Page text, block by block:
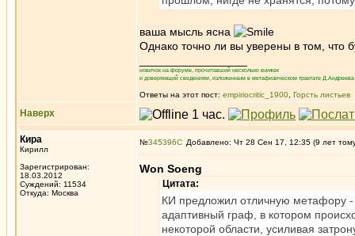
ваша мысль ясна
Однако точно ли вы уверены в том, что
новичок на форуме, прочитавший несколько книжек
и доверяющий сведениям, изложенным в метафизическом трактате
Ответы на этот пост: empiriocritic_1900 Горсть листьев
Наверх
Кира
Кирилл
Зарегистрирован:
18.03.2012
Суждений: 11534
Откуда: Москва
№345396 Добавлено: Чт 28 Сен 17, 12:35 (9 лет
Won Soeng
Цитата:
КИ предложил отличную метафору
адаптивный граф, в котором
некоторой области, усиливая